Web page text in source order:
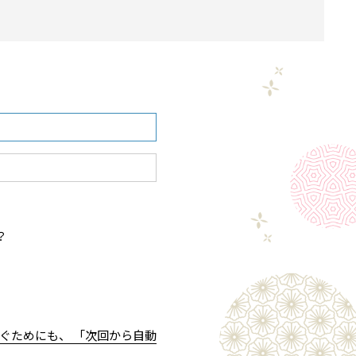
ためにも、 「次回から自動